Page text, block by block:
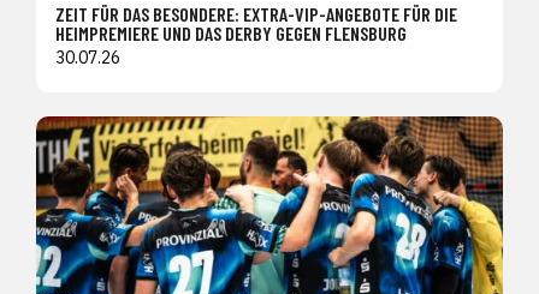
ZEIT FÜR DAS BESONDERE: EXTRA-VIP-ANGEBOTE FÜR DIE
HEIMPREMIERE UND DAS DERBY GEGEN FLENSBURG
30.07.26